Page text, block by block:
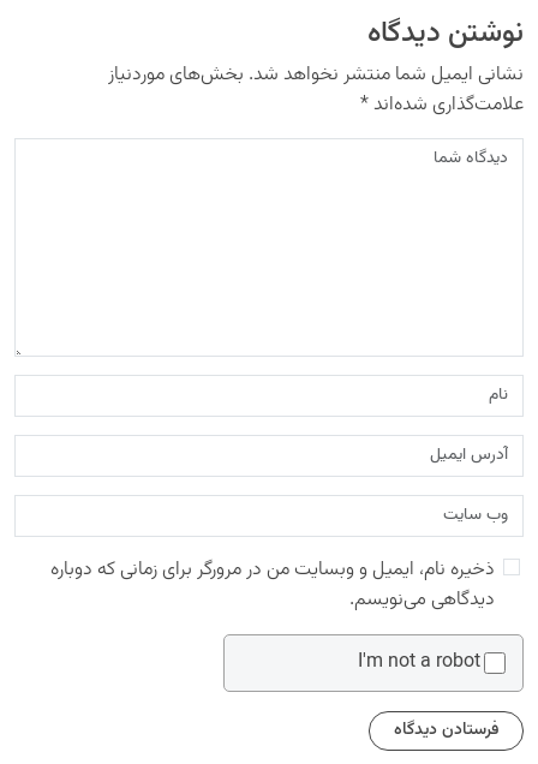
نوشتن دیدگاه
نشانی ایمیل شما منتشر نخواهد شد. بخش‌های موردنیاز
علامت‌گذاری شده‌اند*
ذخیره نام، ایمیل و وبسایت من در مرورگر برای زمانی که دوباره
دیدگاهی می‌نویسم.
I'm not a robot